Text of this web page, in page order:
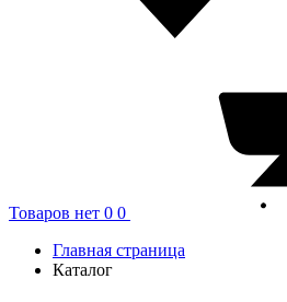
Товаров нет 0 0
Главная страница
Каталог